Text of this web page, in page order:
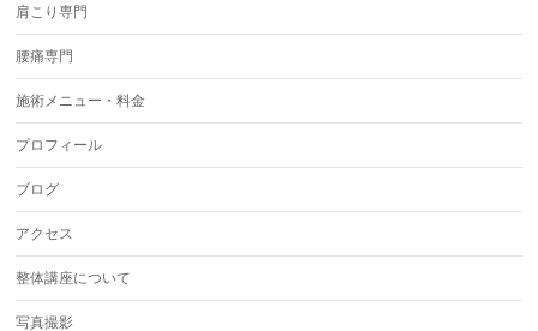
肩こり専門
腰痛専門
施術メニュー・料金
プロフィール
ブログ
アクセス
整体講座について
写真撮影